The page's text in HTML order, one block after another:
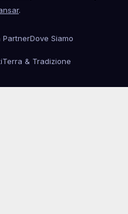
.
PartnerDove Siamo
Terra & Tradizione